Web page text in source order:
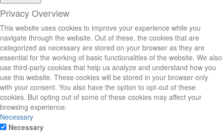
Privacy Overview
This website uses cookies to improve your experience while you
navigate through the website. Out of these, the cookies that are
categorized as necessary are stored on your browser as they are
essential for the working of basic functionalities of the website. We also
use third-party cookies that help us analyze and understand how you
use this website. These cookies will be stored in your browser only
with your consent. You also have the option to opt-out of these
cookies. But opting out of some of these cookies may affect your
browsing experience.
Necessary
Necessary